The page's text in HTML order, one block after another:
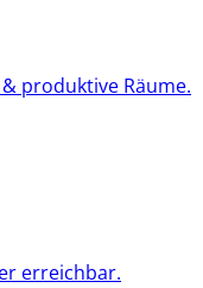
produktive Räume.
erreichbar.